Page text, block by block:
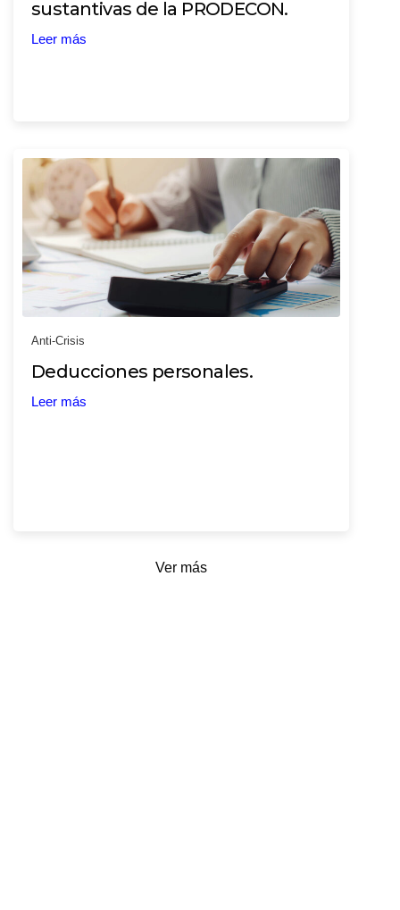
sustantivas de la PRODECON.
Leer más
Anti-Crisis
Deducciones personales.
Leer más
Ver más